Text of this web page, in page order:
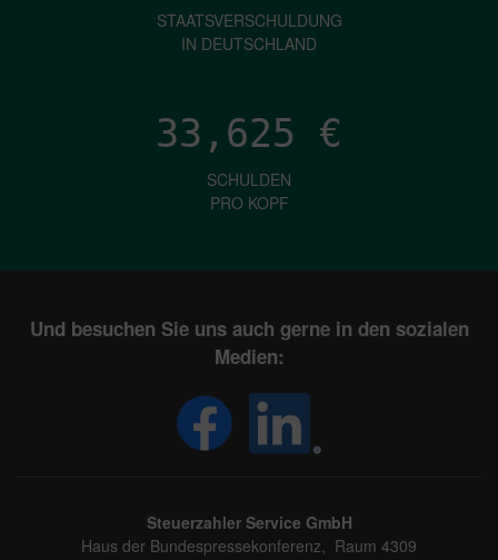
STAATSVERSCHULDUNG
IN DEUTSCHLAND
33,625 €
SCHULDEN
PRO KOPF
Und besuchen Sie uns auch gerne in den sozialen
Medien:
Steuerzahler Service GmbH
Haus der Bundespressekonferenz, Raum 4309